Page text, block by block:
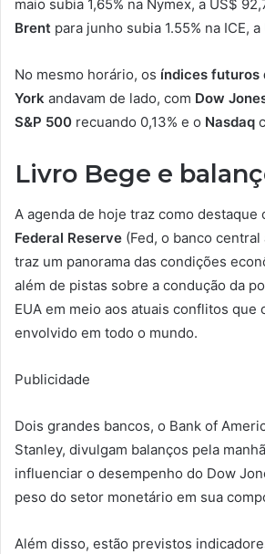
maio subia 1,65% na Nymex, a US$
Brent para junho subia 1.55% na ICE, a
No mesmo horário, os índices futuros
York andavam de lado, com Dow
S&P 500 recuando 0,13% e o Nasdaq
Livro Bege e
A agenda de hoje traz como destaque
Federal Reserve (Fed, o banco
traz um panorama das condições
além de pistas sobre a condução da
EUA em meio aos atuais conflitos que
envolvido em todo o mundo.
Publicidade
Dois grandes bancos, o Bank of
Stanley, divulgam balanços pela
influenciar o desempenho do Dow
peso do setor monetário em sua
Além disso, estão previstos